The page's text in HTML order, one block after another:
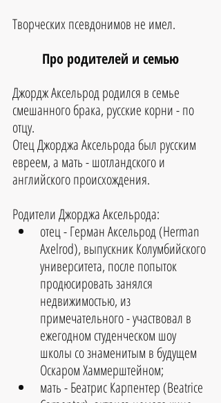
Творческих псевдонимов не имел.
Про родителей и семью
Джордж Аксельрод родился в семье
смешанного брака, русские корни - по
отцу.
Отец Джорджа Аксельрода был русским
евреем, а мать - шотландского и
английского происхождения.
Родители Джорджа Аксельрода:
отец - Герман Аксельрод (Herman
Axelrod), выпускник Колумбийского
университета, после попыток
продюсировать занялся
недвижимостью, из
примечательного - участвовал в
ежегодном студенческом шоу
школы со знаменитым в будущем
Оскаром Хаммерштейном;
мать - Беатрис Карпентер (Beatrice